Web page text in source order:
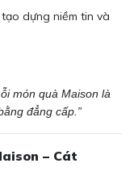
dựng niềm tin và
món quà Maison là
đẳng cấp.”
– Cát